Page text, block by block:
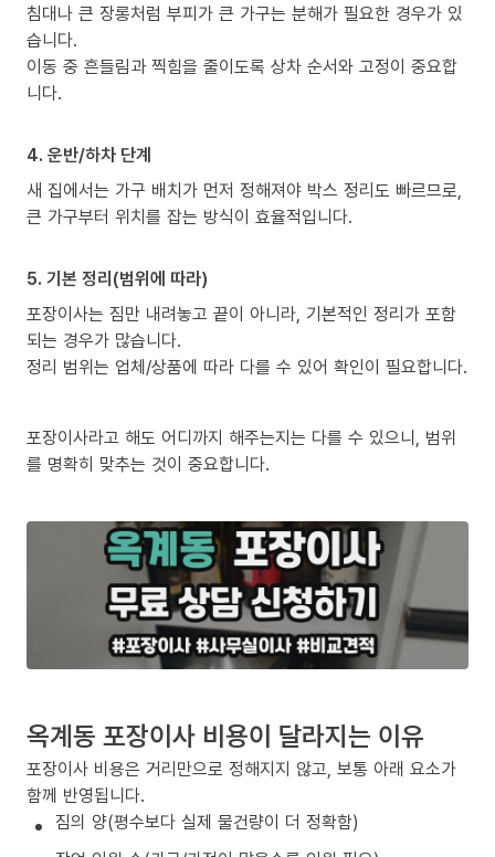
침대나 큰 장롱처럼 부피가 큰 가구는 분해가 필요한 경우가 있
습니다.
이동 중 흔들림과 찍힘을 줄이도록 상차 순서와 고정이 중요합
니다.
4. 운반/하차 단계
새 집에서는 가구 배치가 먼저 정해져야 박스 정리도 빠르므로,
큰 가구부터 위치를 잡는 방식이 효율적입니다.
5. 기본 정리(범위에 따라)
포장이사는 짐만 내려놓고 끝이 아니라, 기본적인 정리가 포함
되는 경우가 많습니다.
정리 범위는 업체/상품에 따라 다를 수 있어 확인이 필요합니다.
포장이사라고 해도 어디까지 해주는지는 다를 수 있으니, 범위
를 명확히 맞추는 것이 중요합니다.
옥계동 포장이사 비용이 달라지는 이유
포장이사 비용은 거리만으로 정해지지 않고, 보통 아래 요소가
함께 반영됩니다.
짐의 양(평수보다 실제 물건량이 더 정확함)